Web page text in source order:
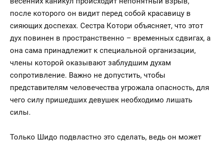
после которого он видит перед собой красавицу в
сияющих доспехах. Сестра Котори объясняет, что этот
дух повинен в пространственно – временных сдвигах, а
она сама принадлежит к специальной организации,
члены которой оказывают заблудшим духам
сопротивление. Важно не допустить, чтобы
представителям человечества угрожала опасность, для
чего силу пришедших девушек необходимо лишать
силы.
Только Шидо подвластно это сделать, ведь он может